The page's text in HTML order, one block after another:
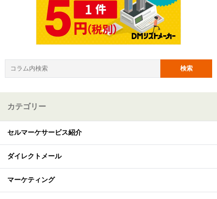
カテゴリー
セルマーケサービス紹介
ダイレクトメール
マーケティング